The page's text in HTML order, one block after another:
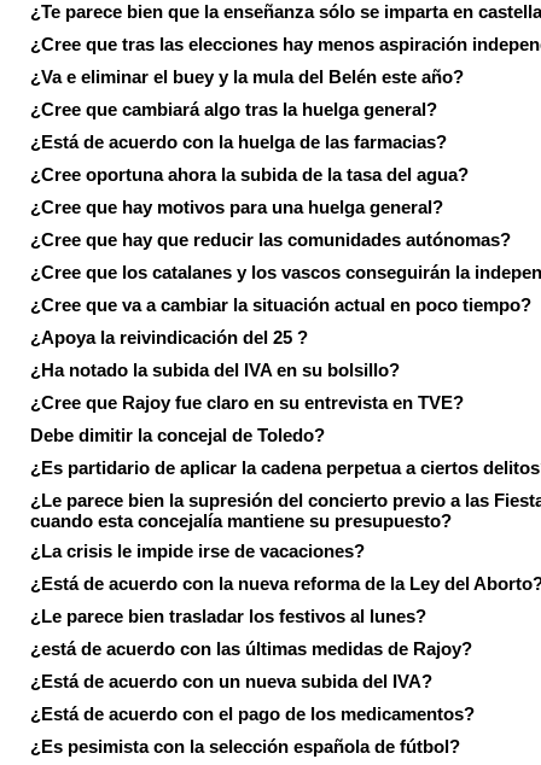
¿Te parece bien que la enseñanza sólo se imparta en
¿Cree que tras las elecciones hay menos aspiración
¿Va e eliminar el buey y la mula del Belén este año?
¿Cree que cambiará algo tras la huelga general?
¿Está de acuerdo con la huelga de las farmacias?
¿Cree oportuna ahora la subida de la tasa del agua?
¿Cree que hay motivos para una huelga general?
¿Cree que hay que reducir las comunidades autónomas?
¿Cree que los catalanes y los vascos conseguirán la
¿Cree que va a cambiar la situación actual en poco tiempo?
¿Apoya la reivindicación del 25 ?
¿Ha notado la subida del IVA en su bolsillo?
¿Cree que Rajoy fue claro en su entrevista en TVE?
Debe dimitir la concejal de Toledo?
¿Es partidario de aplicar la cadena perpetua a ciertos
¿Le parece bien la supresión del concierto previo a las
cuando esta concejalía mantiene su presupuesto?
¿La crisis le impide irse de vacaciones?
¿Está de acuerdo con la nueva reforma de la Ley del
¿Le parece bien trasladar los festivos al lunes?
¿está de acuerdo con las últimas medidas de Rajoy?
¿Está de acuerdo con un nueva subida del IVA?
¿Está de acuerdo con el pago de los medicamentos?
¿Es pesimista con la selección española de fútbol?